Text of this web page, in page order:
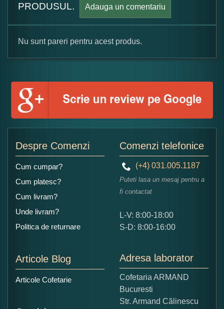
PRODUSUL.
Adauga un comentariu
Formular pareri client
Numele dumneavoastra:
Ce nota acordati acestui produs?
5
Copiati alaturi numarul din imagine:
Nu sunt pareri pentru acest produs.
Despre Comenzi
Cum cumpar?
Cum platesc?
Cum livram?
Unde livram?
Politica de returnare
Articole Blog
Articole Cofetarie
Comenzi telefonice
(+4) 031.005.1187
Puteti lasa un mesaj pentru a
fi contactat
L-V: 8:00-18:00
S-D: 8:00-16:00
Adresa laborator
Cofetaria ARMAND
Bucuresti
Str. Armand Călinescu